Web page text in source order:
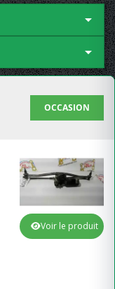


OCCASION
Voir le produit